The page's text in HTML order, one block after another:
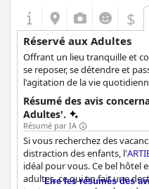
$
Réservé aux Adultes
Offrant un lieu tranquille et
se reposer, se détendre et
l'agitation de la vie
est un hôtel idéal pour les
des chambres spacieuses et
d'équipements et
imprenable sur la mer
plus relaxantes.
Résumé des avis
Adultes'.
Résumé par IA
Si vous recherchez des
distraction des enfants, l'
idéal pour vous. Ce bel hôtel
adultes, ce qui en fait une
Lire les résumés des